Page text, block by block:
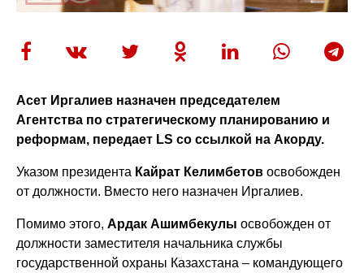
Асет Иргалиев назначен председателем
Агентства по стратегическому планированию и
реформам, передает LS со ссылкой на Акорду.
Указом президента Кайрат Келимбетов освобожден
от должности. Вместо него назначен Иргалиев.
Помимо этого,Ардак Ашимбекулы освобожден от
должности заместителя начальника службы
государственной охраны Казахстана – командующего